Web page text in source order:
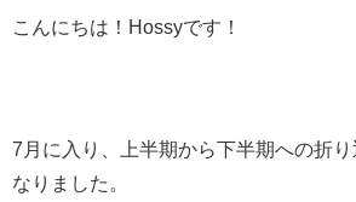
こんにちは！Hossyです！
7月に入り、上半期から下半期への折
なりました。